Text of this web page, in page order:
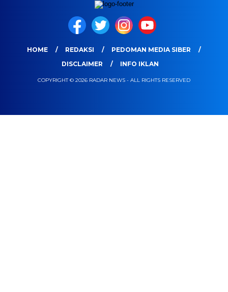
HOME REDAKSI
PEDOMAN MEDIA SIBER
DISCLAIMER
INFO IKLAN
COPYRIGHT © 2026 RADAR NEWS - ALL RIGHTS RESERVED